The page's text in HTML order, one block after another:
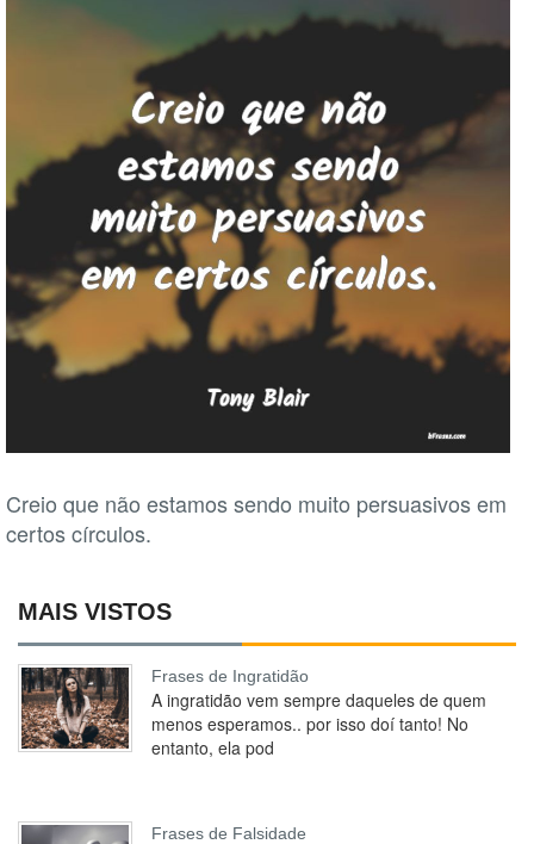
Creio que não estamos sendo muito persuasivos em
certos círculos.
MAIS VISTOS
Frases de Ingratidão
A ingratidão vem sempre daqueles de quem
menos esperamos.. por isso doí tanto! No
entanto, ela pod
Frases de Falsidade